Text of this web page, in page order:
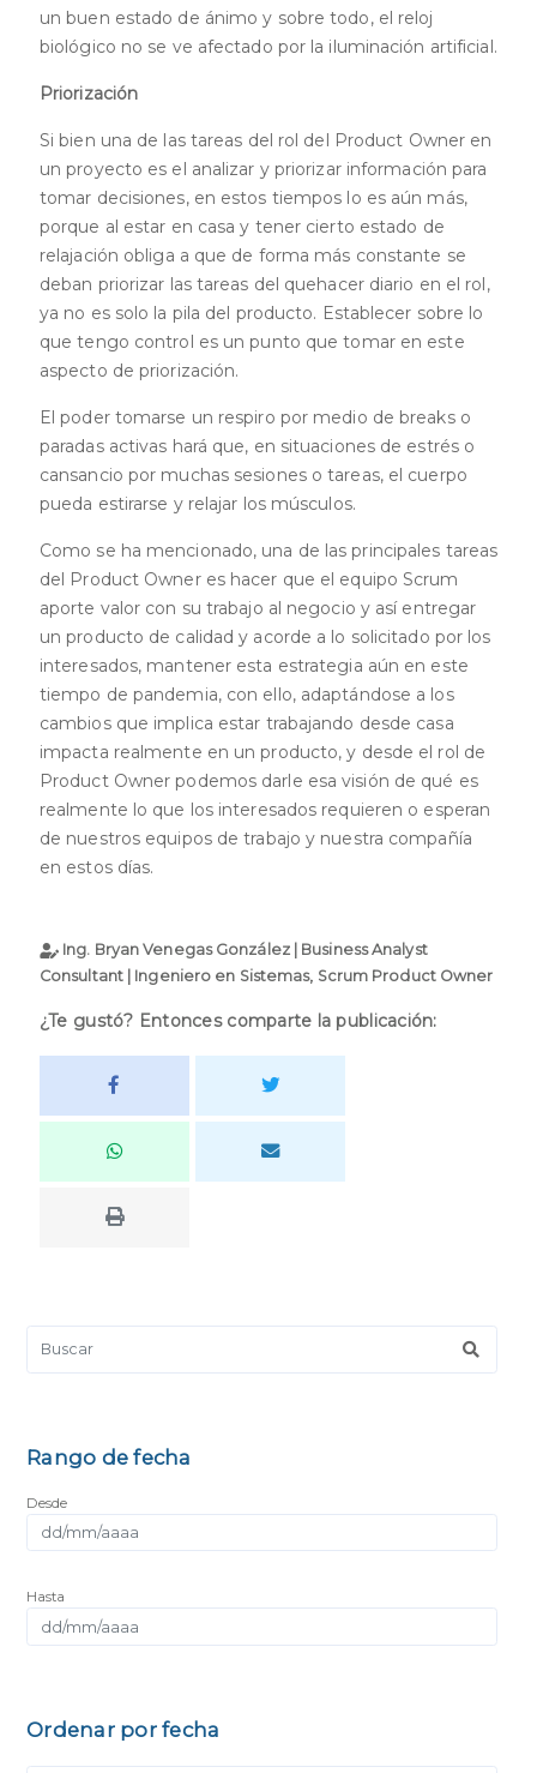
un buen estado de ánimo y sobre todo, el reloj
biológico no se ve afectado por la iluminación artificial.
Priorización
Si bien una de las tareas del rol del Product Owner en
un proyecto es el analizar y priorizar información para
tomar decisiones, en estos tiempos lo es aún más,
porque al estar en casa y tener cierto estado de
relajación obliga a que de forma más constante se
deban priorizar las tareas del quehacer diario en el rol,
ya no es solo la pila del producto. Establecer sobre lo
que tengo control es un punto que tomar en este
aspecto de priorización.
El poder tomarse un respiro por medio de breaks o
paradas activas hará que, en situaciones de estrés o
cansancio por muchas sesiones o tareas, el cuerpo
pueda estirarse y relajar los músculos.
Como se ha mencionado, una de las principales tareas
del Product Owner es hacer que el equipo Scrum
aporte valor con su trabajo al negocio y así entregar
un producto de calidad y acorde a lo solicitado por los
interesados, mantener esta estrategia aún en este
tiempo de pandemia, con ello, adaptándose a los
cambios que implica estar trabajando desde casa
impacta realmente en un producto, y desde el rol de
Product Owner podemos darle esa visión de qué es
realmente lo que los interesados requieren o esperan
de nuestros equipos de trabajo y nuestra compañía
en estos días.
Ing. Bryan Venegas González | Business Analyst
Consultant | Ingeniero en Sistemas, Scrum Product Owner
¿Te gustó? Entonces comparte la publicación:
Rango de fecha
Desde
Hasta
Ordenar por fecha